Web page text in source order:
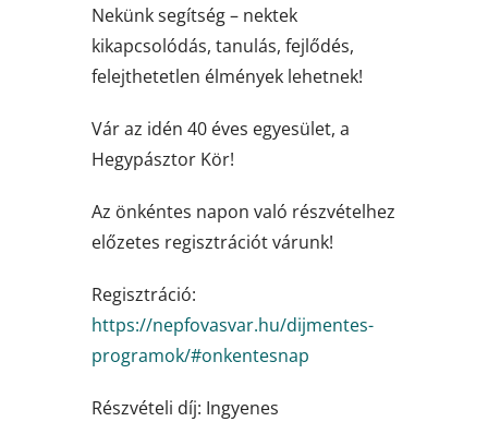
Nekünk segítség – nektek
kikapcsolódás, tanulás, fejlődés,
felejthetetlen élmények lehetnek!
Vár az idén 40 éves egyesület, a
Hegypásztor Kör!
Az önkéntes napon való részvételhez
előzetes regisztrációt várunk!
Regisztráció:
https://nepfovasvar.hu/dijmentes-
programok/#onkentesnap
Részvételi díj: Ingyenes